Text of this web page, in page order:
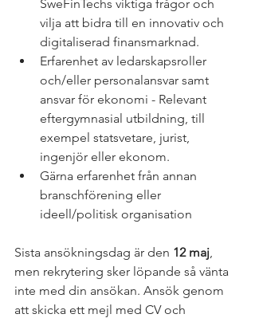
SweFinTechs viktiga frågor och
vilja att bidra till en innovativ och
digitaliserad finansmarknad.
Erfarenhet av ledarskapsroller
och/eller personalansvar samt
ansvar för ekonomi - Relevant
eftergymnasial utbildning, till
exempel statsvetare, jurist,
ingenjör eller ekonom.
Gärna erfarenhet från annan
branschförening eller
ideell/politisk organisation
Sista ansökningsdag är den 12 maj,
men rekrytering sker löpande så vänta
inte med din ansökan. Ansök genom
att skicka ett mejl med CV och